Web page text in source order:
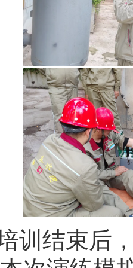
训结束后